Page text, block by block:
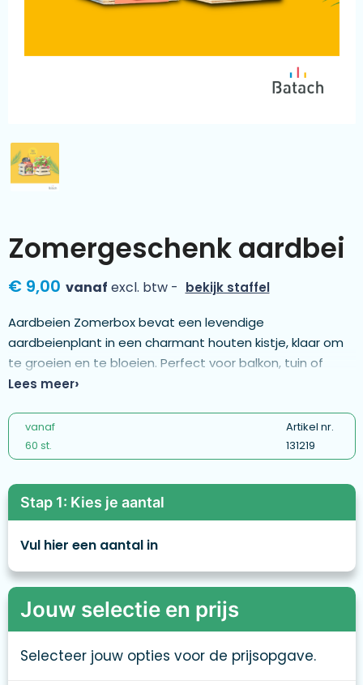
Kleding & textiel
Duurzamere geschenken
Meer categorieën
Sinterklaas
Wijn
Zomergeschenk aardbei
€ 9,00 vanaf excl. btw - bekijk staffel
Aardbeien Zomerbox bevat een levendige
aardbeienplant in een charmant houten kistje, klaar om
te groeien en te bloeien. Perfect voor balkon, tuin of
vensterbank. Het rustieke kistje geeft een duurzame en
binnenkort je eigen zomerse lekkernij. Wens je het
anders? Een product helemaal op maat? Geen
probleem, bij ons is ieder zomergeschenk maatwerk. We
maken het samen tot een succes.
Lees meer
vanaf
60 st.
Artikel nr.
131219
Stap 1: Kies je aantal
Vul hier een aantal in
Jouw selectie en prijs
Selecteer jouw opties voor de prijsopgave.